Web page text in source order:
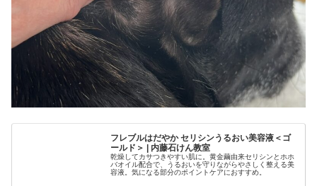
フレブルはだやか セリシンうるおい美容液＜ゴ
ールド＞ | 内藤石けん教室
乾燥してカサつきやすい肌に。黄金繭由来セリシンとホホ
バオイル配合で、うるおいを守りながらやさしく整える美
容液。気になる部分のポイントケアにおすすめ。